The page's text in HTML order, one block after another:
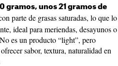
gramos, unos 21 gramos de
parte de grasas saturadas, lo que lo
ideal para meriendas, desayunos o
es un producto “light”, pero
sabor, textura, naturalidad en